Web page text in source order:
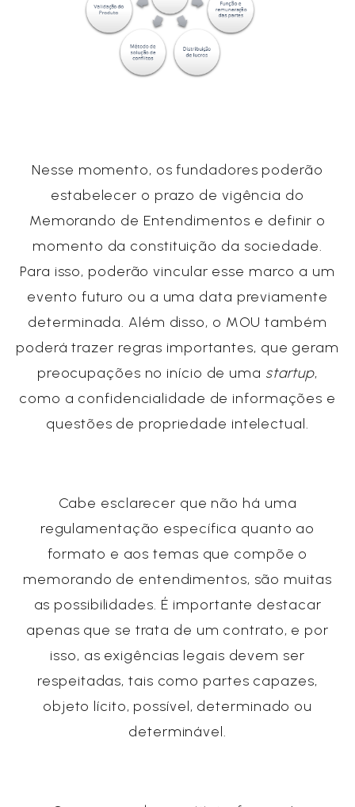
Nesse momento, os fundadores poderão
estabelecer o prazo de vigência do
Memorando de Entendimentos e definir o
momento da constituição da sociedade.
Para isso, poderão vincular esse marco a um
evento futuro ou a uma data previamente
determinada. Além disso, o MOU também
poderá trazer regras importantes, que geram
preocupações no início de uma startup,
como a confidencialidade de informações e
questões de propriedade intelectual.
Cabe esclarecer que não há uma
regulamentação específica quanto ao
formato e aos temas que compõe o
memorando de entendimentos, são muitas
as possibilidades. É importante destacar
apenas que se trata de um contrato, e por
isso, as exigências legais devem ser
respeitadas, tais como partes capazes,
objeto lícito, possível, determinado ou
determinável.